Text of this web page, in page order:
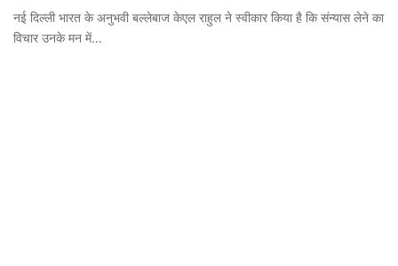
नई दिल्ली भारत के अनुभवी बल्लेबाज केएल राहुल ने स्वीकार किया है कि संन्यास लेने का
विचार उनके मन में…